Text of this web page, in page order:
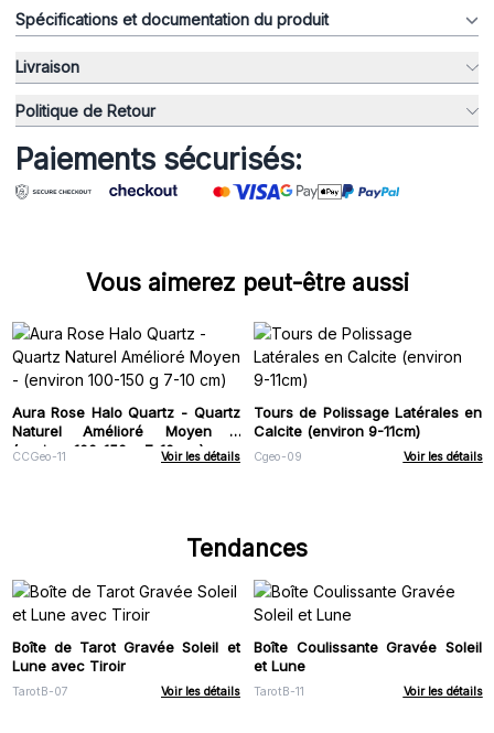
Spécifications et documentation du produit
Livraison
Politique de Retour
Paiements sécurisés:
Vous aimerez peut-être aussi
Aura Rose Halo Quartz - Quartz
Naturel Amélioré Moyen -
(environ 100-150 g 7-10 cm)
CCGeo-11 Voir les détails
Tours de Polissage Latérales en
Calcite (environ 9-11cm)
Cgeo-09 Voir les détails
Tendances
Boîte de Tarot Gravée Soleil et
Lune avec Tiroir
TarotB-07 Voir les détails
Boîte Coulissante Gravée Soleil
et Lune
TarotB-11 Voir les détails